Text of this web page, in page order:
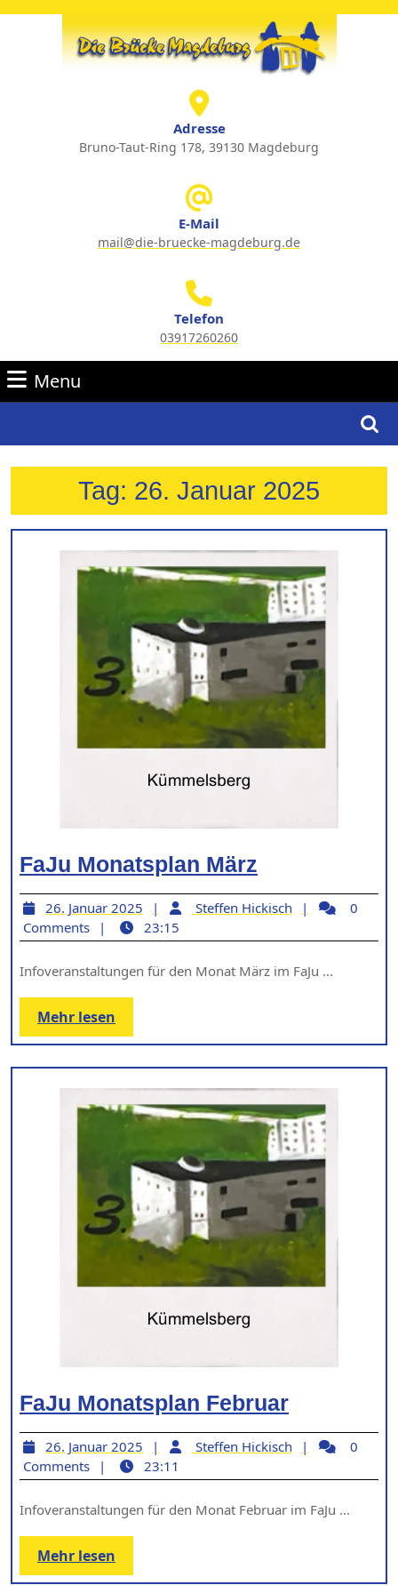
Skip
Adresse
Bruno-Taut-Ring 178, 39130 Magdeburg
E-Mail
mail@die-bruecke-magdeburg.de
Telefon
03917260260
Phone
Menu
Tag: 26. Januar 2025
FaJu Monatsplan März
Monatsplan
März
26. Januar 2025
26.
Januar
2025
Steffen Hickisch
Steffen
0
Comments
23:15
Infoveranstaltungen für den Monat März im FaJu ...
Mehr lesen
lesen
FaJu Monatsplan FebruarFaJu
Februar
26. Januar 2025
26.
Januar
2025
Steffen Hickisch
Steffen
0
Comments
23:11
Infoveranstaltungen für den Monat Februar im FaJu ...
Mehr lesen
lesen